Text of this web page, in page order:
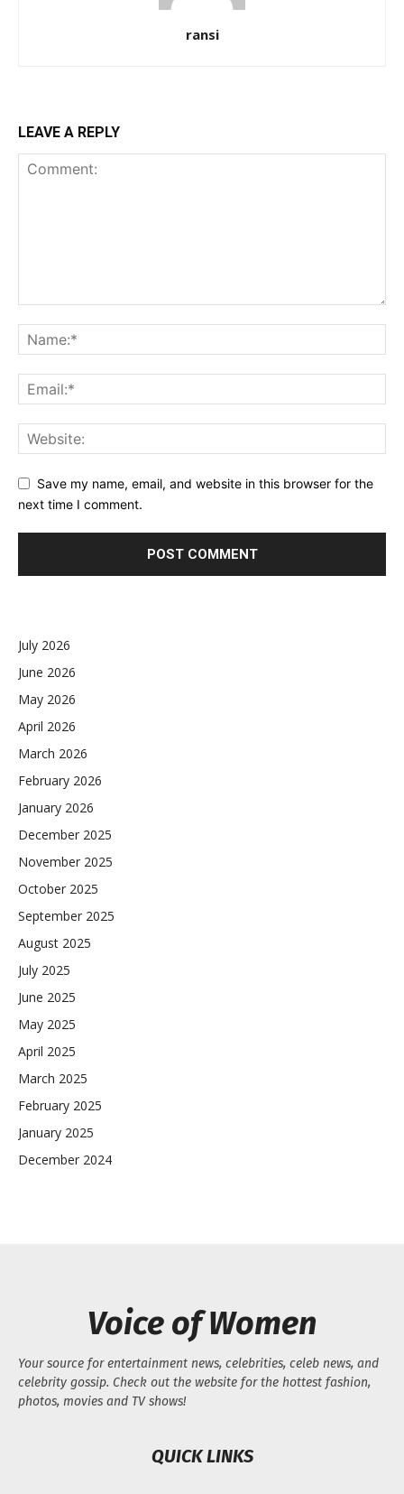
ransi
LEAVE A REPLY
Save my name, email, and website in this browser for the
next time I comment.
July 2026
June 2026
May 2026
April 2026
March 2026
February 2026
January 2026
December 2025
November 2025
October 2025
September 2025
August 2025
July 2025
June 2025
May 2025
April 2025
March 2025
February 2025
January 2025
December 2024
Voice of Women
Your source for entertainment news, celebrities, celeb news, and
celebrity gossip. Check out the website for the hottest fashion,
photos, movies and TV shows!
QUICK LINKS